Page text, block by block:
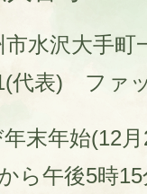
水沢大手町
代表)
ファ
末年始(12
ら午後5時